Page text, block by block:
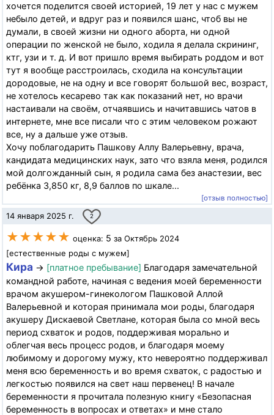
хочется поделится своей историей, 19 лет у нас с мужем
небыло детей, и вдруг раз и появился шанс, чтоб вы не
думали, в своей жизни ни одного аборта, ни одной
операции по женской не было, ходила я делала скрининг,
ктг, узи и т. д. И вот пришло время выбирать роддом и вот
тут я вообще расстроилась, сходила на консультации
дородовые, не на одну и все говорят большой вес, возраст,
не хотелось кесарево так как показаний нет, но врачи
настаивали на своём, отчаявшись и начитавшись чатов в
интернете, мне все писали что с этим человеком рожают
все, ну а дальше уже отзыв.
Хочу поблагодарить Пашкову Аллу Валерьевну, врача,
кандидата медицинских наук, зато что взяла меня, родился
мой долгожданный сын, я родила сама без анастезии, вес
ребёнка 3,850 кг, 8,9 баллов по шкале...
[отзыв полностью]
14 января 2025 г. 2
★★★★★ оценка: 5 за Октябрь 2024
[естественные роды с мужем]
Кира → [платное пребывание] Благодаря замечательной
командной работе, начиная с ведения моей беременности
врачом акушером-гинекологом Пашковой Аллой
Валерьевной и которая принимала мои роды, благодаря
акушеру Дискаевой Светлане, которая была со мной весь
период схваток и родов, поддерживая морально и
облегчая весь процесс родов, и благодаря моему
любимому и дорогому мужу, кто невероятно поддерживал
меня всю беременность и во время схваток, с радостью и
легкостью появился на свет наш первенец! В начале
беременности я прочитала полезную книгу «Безопасная
беременность в вопросах и ответах» и мне стало